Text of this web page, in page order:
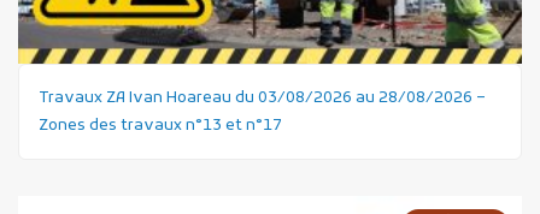
Travaux ZA Ivan Hoareau du 03/08/2026 au 28/08/2026 –
Zones des travaux n°13 et n°17